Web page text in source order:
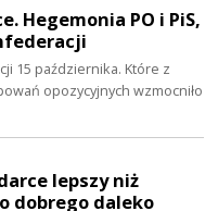
Hegemonia PO i PiS,
15 października. Które z
opozycyjnych wzmocniło
lepszy niż
dobrego daleko